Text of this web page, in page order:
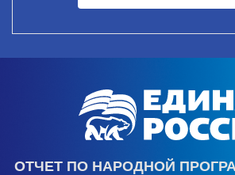
ОТЧЕТ ПО НАРОДНОЙ